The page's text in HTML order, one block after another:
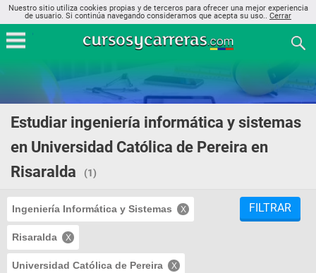
Nuestro sitio utiliza cookies propias y de terceros para ofrecer una mejor experiencia
de usuario. Si continúa navegando consideramos que acepta su uso.. Cerrar
Estudiar ingeniería informática y sistemas
en Universidad Católica de Pereira en
Risaralda
(1)
Ingeniería Informática y Sistemas
Risaralda
Universidad Católica de Pereira
FILTRAR